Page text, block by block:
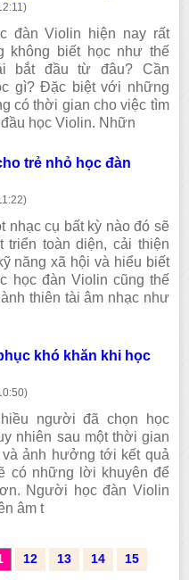
đàn Violin hiện nay rất
không biết học như thế
bắt đầu từ đâu? Cần
gì? Đặc biệt với những
có thời gian cho việc tìm
học Violin. Nhữn
trẻ nhỏ học đàn
nhạc cụ bất kỳ nào đó sẽ
triển toàn diện, cải thiện
năng xã hội và hiểu biết
học đàn Violin cũng thế
thiên tài âm nhạc như
khó khăn khi học
người đã chọn học
nhiên sau một thời gian
ảnh hưởng tới kết quả
có những lời khuyên để
Người học đàn Violin
âm t
12 13 14
15